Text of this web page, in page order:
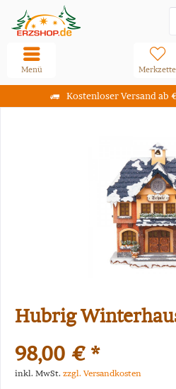
Kostenloser Versand ab
Menü
Hubrig
98,00 € *
inkl. MwSt. zzgl. Versandkosten